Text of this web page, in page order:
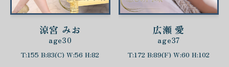
涼宮 みお
age30
T:155 B:83(C) W:56 H:82
広瀬 愛
age37
T:172 B:89(F) W:60 H:102